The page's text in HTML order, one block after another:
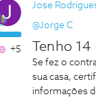
+5
Jose
@Jorge C
Tenho
Se fez o
sua casa,
informações